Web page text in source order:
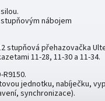
nábojem
stupňová přehazovačka
11-28, 11-30 a 11-34.
jednotku, nabíječku,
synchronizace).